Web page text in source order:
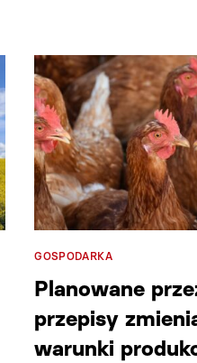
GOSPODARKA
Planowane
przepisy
warunki